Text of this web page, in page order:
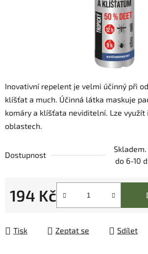
Inovativní repelent je velmi účinný při
klíšťat a much. Účinná látka maskuje
komáry a klíšťata neviditelní. Lze využít
oblastech.
Dostupnost
do 6-10
194 Kč
Tisk Zeptat se Sdílet